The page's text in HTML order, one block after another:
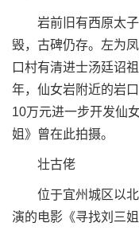
岩前旧有西原太子
毁，古碑仍存。左为
口村有清进士汤廷诏
年，仙女岩附近的岩
10万元进一步开发仙
姐》曾在此拍摄。
壮古佬
位于宜州城区以北
演的电影《寻找刘三